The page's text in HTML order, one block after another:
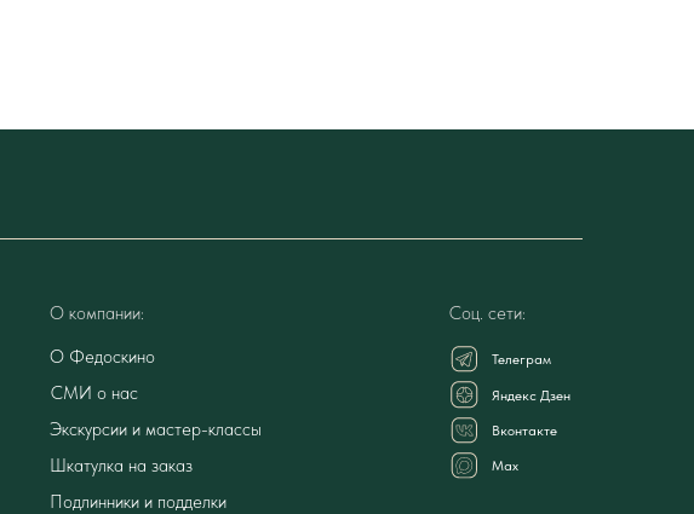
Вконтакте
Мах
Телеграм
Яндекс Дзен
О компании:
О Федоскино
Экскурсии и мастер-классы
Подлинники и подделки
Соц. сети:
Шкатулка на заказ
СМИ о нас